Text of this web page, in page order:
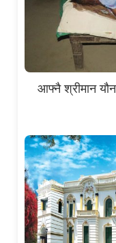
आफ्नै श्रीमान यौन